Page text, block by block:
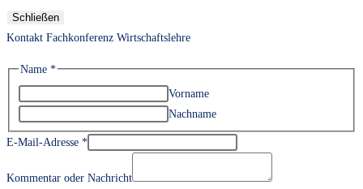
Schließen
Kontakt Fachkonferenz Wirtschaftslehre
Name *
Vorname
Nachname
E-Mail-Adresse *
Kommentar oder Nachricht